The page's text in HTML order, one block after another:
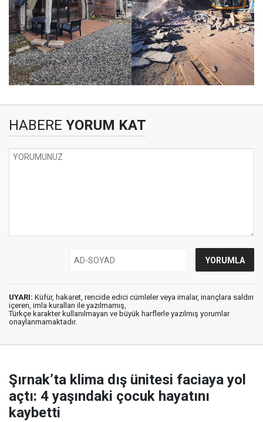
HABERE YORUM KAT
UYARI: Küfür, hakaret, rencide edici cümleler veya imalar, inançlara saldırı
içeren, imla kuralları ile yazılmamış,
Türkçe karakter kullanılmayan ve büyük harflerle yazılmış yorumlar
onaylanmamaktadır.
Şırnak’ta klima dış ünitesi faciaya yol
açtı: 4 yaşındaki çocuk hayatını
kaybetti